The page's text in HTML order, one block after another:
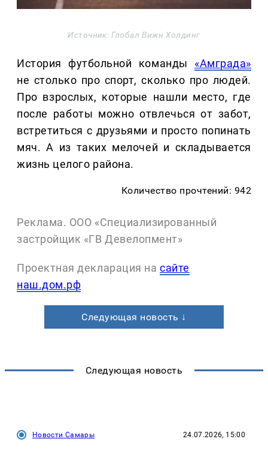
Источник: Глобал Вижн Холдинг
История футбольной команды «Амграда»
не столько про спорт, сколько про людей.
Про взрослых, которые нашли место, где
после работы можно отвлечься от забот,
встретиться с друзьями и просто попинать
мяч. А из таких мелочей и складывается
жизнь целого района.
Количество прочтений: 942
Реклама. ООО «Специализированный
застройщик «ГВ Девелопмент»
Проектная декларация на сайте
наш.дом.рф
Следующая новость ↓
Следующая новость
Новости Самары 24.07.2026, 15:00